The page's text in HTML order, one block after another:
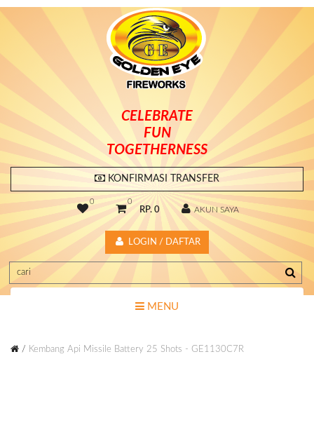
CELEBRATE
FUN
TOGETHERNESS
KONFIRMASI TRANSFER
0 0
RP. 0 AKUN SAYA
LOGIN / DAFTAR
MENU
Kembang Api Missile Battery 25 Shots - GE1130C7R